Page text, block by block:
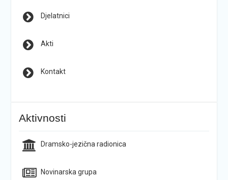
Djelatnici
Akti
Kontakt
Aktivnosti
Dramsko-jezična radionica
Novinarska grupa